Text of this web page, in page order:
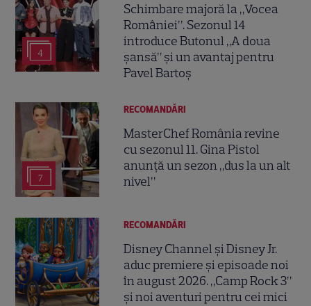
4
Schimbare majoră la „Vocea
României”. Sezonul 14
introduce Butonul „A doua
șansă” și un avantaj pentru
Pavel Bartoș
7
RECOMANDĂRI
MasterChef România revine
cu sezonul 11. Gina Pistol
anunță un sezon „dus la un alt
nivel”
RECOMANDĂRI
Disney Channel și Disney Jr.
aduc premiere și episoade noi
în august 2026. „Camp Rock 3”
și noi aventuri pentru cei mici